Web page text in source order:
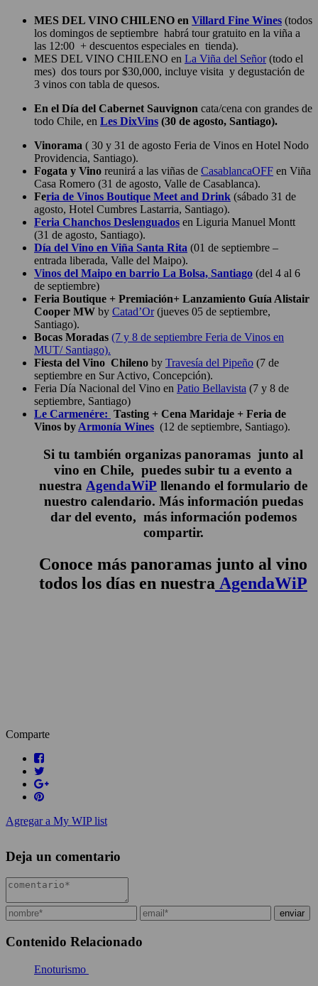
MES DEL VINO CHILENO en Villard Fine Wines (todos
los domingos de septiembre habrá tour gratuito en la viña a
las 12:00 + descuentos especiales en tienda).
MES DEL VINO CHILENO en La Viña del Señor(todo el
mes) dos tours por $30,000, incluye visita y degustación de
3 vinos con tabla de quesos.
En el Día del Cabernet Sauvignon cata/cena con grandes de
todo Chile, en Les DixVins (30 de agosto, Santiago).
Vinorama ( 30 y 31 de agosto Feria de Vinos en Hotel Nodo
Providencia, Santiago).
Fogata y Vino reunirá a las viñas de CasablancaOFF en Viña
Casa Romero (31 de agosto, Valle de Casablanca).
Feria de Vinos Boutique Meet and Drink (sábado 31 de
agosto, Hotel Cumbres Lastarria, Santiago).
Feria Chanchos Deslenguados en Liguria Manuel Montt
(31 de agosto, Santiago).
Día del Vino en Viña Santa Rita (01 de septiembre –
entrada liberada, Valle del Maipo).
Vinos del Maipo en barrio La Bolsa, Santiago (del 4 al 6
de septiembre)
Feria Boutique + Premiación+ Lanzamiento Guía Alistair
Cooper MW by Catad’Or(jueves 05 de septiembre,
Santiago).
Bocas Moradas (7 y 8 de septiembre Feria de Vinos en
MUT/ Santiago).
Fiesta del Vino Chileno by Travesía del Pipeño (7 de
septiembre en Sur Activo, Concepción).
Feria Día Nacional del Vino en Patio Bellavista (7 y 8 de
septiembre, Santiago)
Le Carmenére: Tasting + Cena Maridaje + Feria de
Vinos by Armonía Wines (12 de septiembre, Santiago).
Si tu también organizas panoramas junto al
vino en Chile, puedes subir tu a evento a
nuestra AgendaWiP llenando el formulario de
nuestro calendario. Más información puedas
dar del evento, más información podemos
compartir.
Conoce más panoramas junto al vino
todos los días en nuestra AgendaWiP
Comparte
Agregar a My WIP list
Deja un comentario
Contenido Relacionado
Enoturismo